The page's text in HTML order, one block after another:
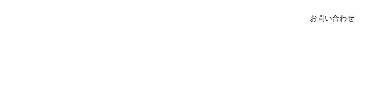
お問い合わせ